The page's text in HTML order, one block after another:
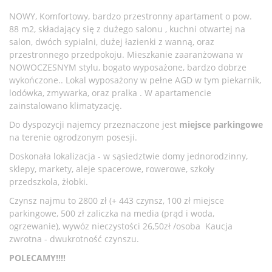
NOWY, Komfortowy, bardzo przestronny apartament o pow.
88 m2, składający się z dużego salonu , kuchni otwartej na
salon, dwóch sypialni, dużej łazienki z wanną, oraz
przestronnego przedpokoju. Mieszkanie zaaranżowana w
NOWOCZESNYM stylu, bogato wyposażone, bardzo dobrze
wykończone.. Lokal wyposażony w pełne AGD w tym piekarnik,
lodówka, zmywarka, oraz pralka . W apartamencie
zainstalowano klimatyzację.
Do dyspozycji najemcy przeznaczone jest miejsce parkingowe
na terenie ogrodzonym posesji.
Doskonała lokalizacja - w sąsiedztwie domy jednorodzinny,
sklepy, markety, aleje spacerowe, rowerowe, szkoły
przedszkola, żłobki.
Czynsz najmu to 2800 zł (+ 443 czynsz, 100 zł miejsce
parkingowe, 500 zł zaliczka na media (prąd i woda,
ogrzewanie), wywóz nieczystości 26,50zł /osoba Kaucja
zwrotna - dwukrotność czynszu.
POLECAMY!!!!